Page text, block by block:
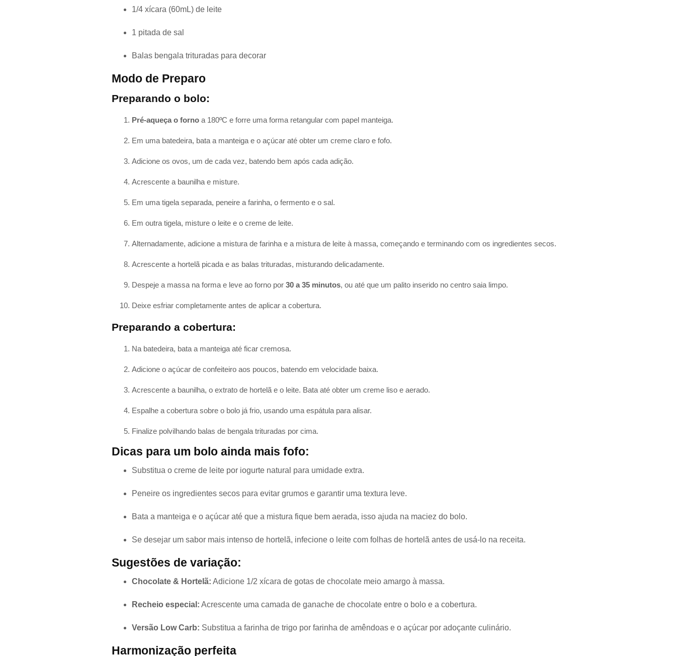
1/4 xícara (60mL) de leite
1 pitada de sal
Balas bengala trituradas para decorar
Modo de Preparo
Preparando o bolo:
Pré-aqueça o forno a 180ºC e forre uma forma retangular com papel manteiga.
Em uma batedeira, bata a manteiga e o açúcar até obter um creme claro e fofo.
Adicione os ovos, um de cada vez, batendo bem após cada adição.
Acrescente a baunilha e misture.
Em uma tigela separada, peneire a farinha, o fermento e o sal.
Em outra tigela, misture o leite e o creme de leite.
Alternadamente, adicione a mistura de farinha e a mistura de leite à massa, começando e terminando com os ingredientes secos.
Acrescente a hortelã picada e as balas trituradas, misturando delicadamente.
Despeje a massa na forma e leve ao forno por 30 a 35 minutos, ou até que um palito inserido no centro saia limpo.
Deixe esfriar completamente antes de aplicar a cobertura.
Preparando a cobertura:
Na batedeira, bata a manteiga até ficar cremosa.
Adicione o açúcar de confeiteiro aos poucos, batendo em velocidade baixa.
Acrescente a baunilha, o extrato de hortelã e o leite. Bata até obter um creme liso e aerado.
Espalhe a cobertura sobre o bolo já frio, usando uma espátula para alisar.
Finalize polvilhando balas de bengala trituradas por cima.
Dicas para um bolo ainda mais fofo:
Substitua o creme de leite por iogurte natural para umidade extra.
Peneire os ingredientes secos para evitar grumos e garantir uma textura leve.
Bata a manteiga e o açúcar até que a mistura fique bem aerada, isso ajuda na maciez do bolo.
Se desejar um sabor mais intenso de hortelã, infecione o leite com folhas de hortelã antes de usá-lo na receita.
Sugestões de variação:
Chocolate & Hortelã: Adicione 1/2 xícara de gotas de chocolate meio amargo à massa.
Recheio especial: Acrescente uma camada de ganache de chocolate entre o bolo e a cobertura.
Versão Low Carb: Substitua a farinha de trigo por farinha de amêndoas e o açúcar por adoçante culinário.
Harmonização perfeita